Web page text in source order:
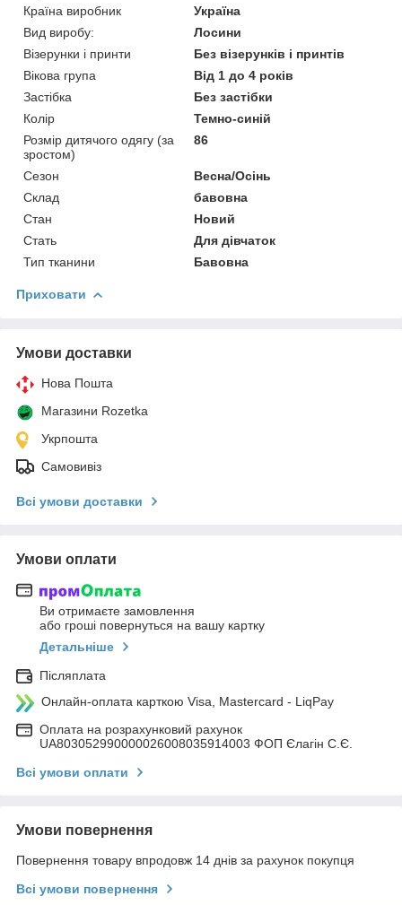
Країна виробник
Україна
Вид виробу:
Лосини
Візерунки і принти
Без візерунків і принтів
Вікова група
Від 1 до 4 років
Застібка
Без застібки
Колір
Темно-синій
Розмір дитячого одягу (за
зростом)
86
Сезон
Весна/Осінь
Склад
бавовна
Стан
Новий
Стать
Для дівчаток
Тип тканини
Бавовна
Приховати
Умови доставки
Нова Пошта
Магазини Rozetka
Укрпошта
Самовивіз
Всі умови доставки
Умови оплати
Ви отримаєте замовлення
або гроші повернуться на вашу картку
Детальніше
Післяплата
Онлайн-оплата карткою Visa, Mastercard - LiqPay
Оплата на розрахунковий рахунок
UA803052990000026008035914003 ФОП Єлагін С.Є.
Всі умови оплати
Умови повернення
Повернення товару впродовж 14 днів за рахунок покупця
Всі умови повернення